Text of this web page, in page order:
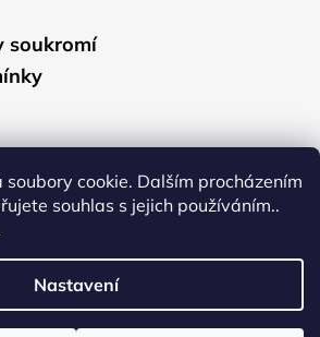
cookie. Dalším procházením
souhlas s jejich používáním..
Nastavení
soukromí